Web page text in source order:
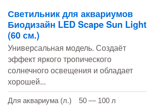
Светильник для аквариумов
Биодизайн LED Scape Sun Light
(60 см.)
Универсальная модель. Создаёт
эффект яркого тропического
солнечного освещения и обладает
хорошей...
Для аквариума (л.)
50 — 100 л